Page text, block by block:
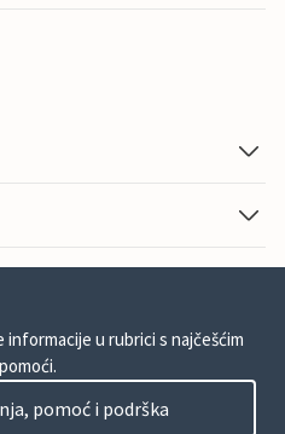
u rubrici s najčešćim
pomoć i podrška